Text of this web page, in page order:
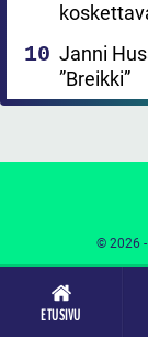
ETUSIVU
Janni
”Breikki”
© 2026